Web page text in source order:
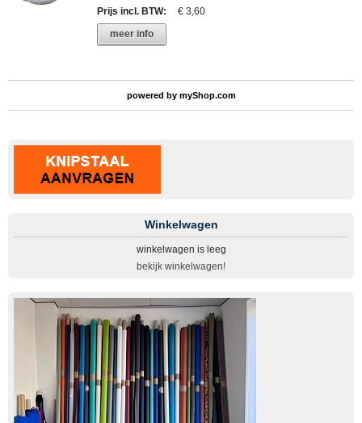
Prijs incl. BTW:
€ 3,60
meer info
powered by myShop.com
Winkelwagen
winkelwagen is leeg
bekijk winkelwagen!